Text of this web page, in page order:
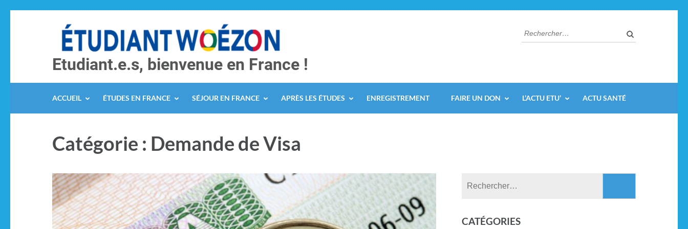
Etudiant.e.s, bienvenue en France !
ACCUEIL ÉTUDES EN FRANCE SÉJOUR EN FRANCE APRÈS LES ÉTUDES ENREGISTREMENT FAIRE UN DON L’ACTU ETU’ ACTU SANTÉ
Catégorie : Demande de Visa
CATÉGORIES